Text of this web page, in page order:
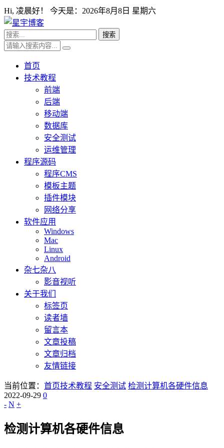
Hi, 凌晨好！ 今天是： 2026年8月8日 星期六
首页
技术教程
前端
后端
移动端
数据库
安全测试
运维管理
程序源码
程序CMS
模板主题
插件模块
网络分享
软件应用
Windows
Mac
Linux
Android
杂七杂八
影音视听
关于我们
标签页
读者墙
留言本
文章投稿
文章归档
友情链接
当前位置： 首页技术教程 安全测试 检测计算机各硬件信息
2022-09-29 0
- N +
检测计算机各硬件信息